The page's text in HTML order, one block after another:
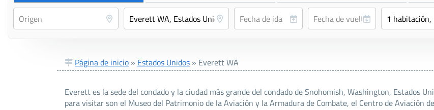
Página de inicio » Estados Unidos » Everett WA
Everett es la sede del condado y la ciudad más grande del condado de Snohomish, Washington, Estados
para visitar son el Museo del Patrimonio de la Aviación y la Armadura de Combate, el Centro de Aviación